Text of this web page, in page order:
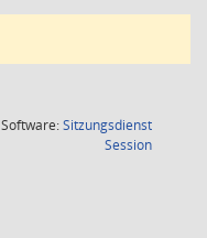
Software:Sitzungsdienst
Session(Wird in